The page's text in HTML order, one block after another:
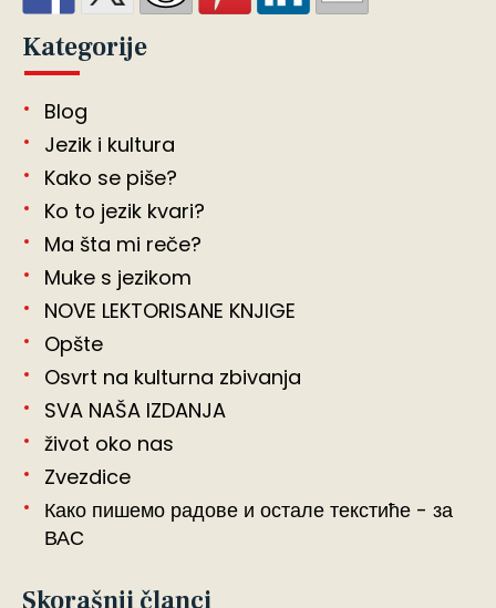
Kategorije
Blog
Jezik i kultura
Kako se piše?
Ko to jezik kvari?
Ma šta mi reče?
Muke s jezikom
NOVE LEKTORISANE KNJIGE
Opšte
Osvrt na kulturna zbivanja
SVA NAŠA IZDANJA
život oko nas
Zvezdice
Како пишемо радове и остале текстиће - за
ВАС
Skorašnji članci